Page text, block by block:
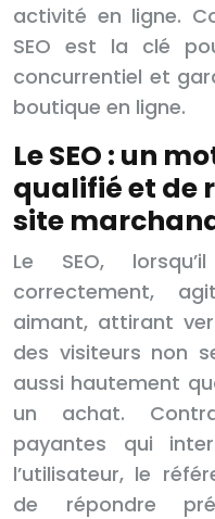
activité en ligne.
SEO est la clé
concurrentiel et
boutique en ligne.
Le SEO : un
qualifié et de
site
Le SEO,
correctement,
aimant, attirant
des visiteurs non
aussi hautement
un achat.
payantes qui
l’utilisateur, le
de répondre